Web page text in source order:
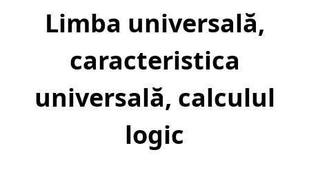
Limba universală,
caracteristica
universală, calculul
logic